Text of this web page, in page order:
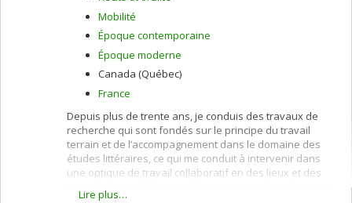
Mobilité
Époque contemporaine
Époque moderne
Canada (Québec)
France
Depuis plus de trente ans, je conduis des travaux de
recherche qui sont fondés sur le principe du travail
terrain et de l’accompagnement dans le domaine des
études littéraires, ce qui me conduit à intervenir dans
une optique de travail collaboratif en des lieux et des
Lire plus…